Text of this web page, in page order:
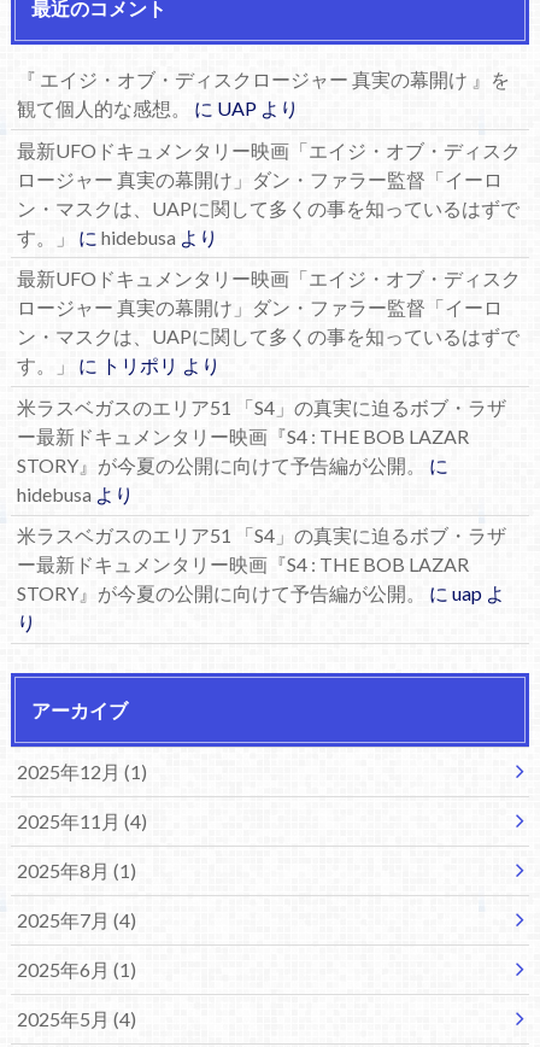
最近のコメント
『 エイジ・オブ・ディスクロージャー 真実の幕開け 』を
観て個人的な感想。
に UAPより
最新UFOドキュメンタリー映画「エイジ・オブ・ディスク
ロージャー 真実の幕開け」ダン・ファラー監督「イーロ
ン・マスクは、UAPに関して多くの事を知っているはずで
す。」
に hidebusaより
最新UFOドキュメンタリー映画「エイジ・オブ・ディスク
ロージャー 真実の幕開け」ダン・ファラー監督「イーロ
ン・マスクは、UAPに関して多くの事を知っているはずで
す。」
に トリポリ より
米ラスベガスのエリア51 「S4」の真実に迫るボブ・ラザ
ー最新ドキュメンタリー映画『S4 : THE BOB LAZAR
STORY』が今夏の公開に向けて予告編が公開。
に
hidebusaより
米ラスベガスのエリア51 「S4」の真実に迫るボブ・ラザ
ー最新ドキュメンタリー映画『S4 : THE BOB LAZAR
STORY』が今夏の公開に向けて予告編が公開。
に uapよ
り
アーカイブ
2025年12月 (1)
2025年11月 (4)
2025年8月 (1)
2025年7月 (4)
2025年6月 (1)
2025年5月 (4)